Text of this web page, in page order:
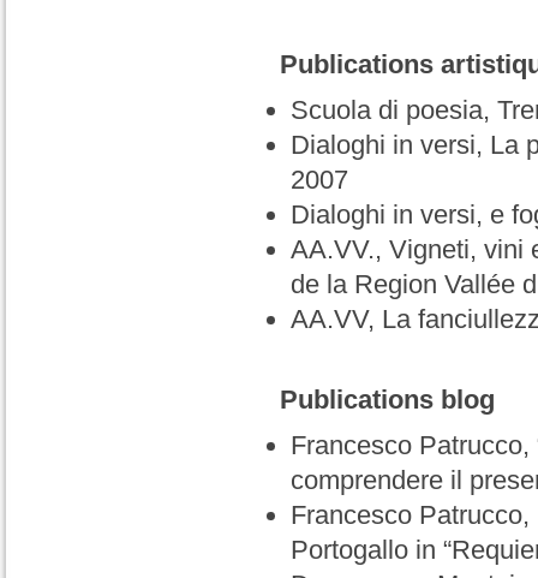
Publications
Scuola di poesia,
Dialoghi in versi, La
2007
Dialoghi in versi, e
AA.VV., Vigneti, vini
de la Region Vallée
AA.VV, La
Publications blog
Francesco Patrucco,
comprendere il
Francesco
Portogallo in